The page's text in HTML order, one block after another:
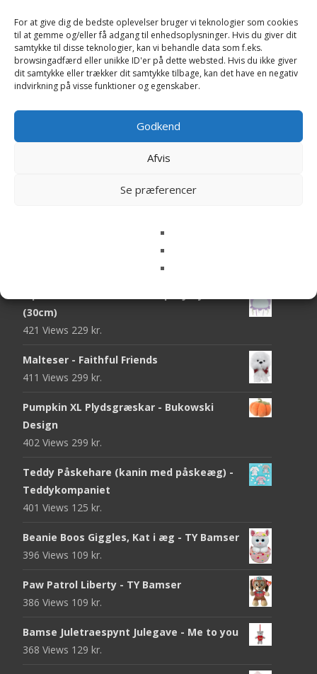
For at give dig de bedste oplevelser bruger vi teknologier som cookies
til at gemme og/eller få adgang til enhedsoplysninger. Hvis du giver dit
samtykke til disse teknologier, kan vi behandle data som f.eks.
browsingadfærd eller unikke ID'er på dette websted. Hvis du ikke giver
dit samtykke eller trækker dit samtykke tilbage, kan det have en negativ
indvirkning på visse funktioner og egenskaber.
Godkend
Afvis
Se præferencer
Enhjørnings Bamser
Search
Bamser online
Baby Molly & Baby Mack (lam), 15cm -
(30cm)
421 Views 229 kr.
Malteser - Faithful Friends
411 Views 299 kr.
Pumpkin XL Plydsgræskar - Bukowski
Design
402 Views 299 kr.
Teddy Påskehare (kanin med påskeæg) -
Teddykompaniet
401 Views 125 kr.
Beanie Boos Giggles, Kat i æg - TY Bamser
396 Views 109 kr.
Paw Patrol Liberty - TY Bamser
386 Views 109 kr.
Bamse Juletraespynt Julegave - Me to you
368 Views 129 kr.